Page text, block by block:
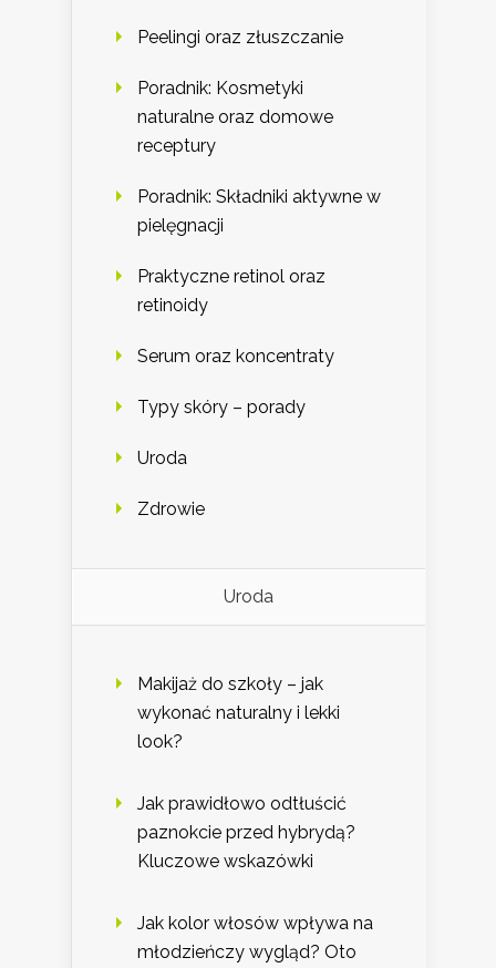
Peelingi oraz złuszczanie
Poradnik: Kosmetyki
naturalne oraz domowe
receptury
Poradnik: Składniki aktywne w
pielęgnacji
Praktyczne retinol oraz
retinoidy
Serum oraz koncentraty
Typy skóry – porady
Uroda
Zdrowie
Uroda
Makijaż do szkoły – jak
wykonać naturalny i lekki
look?
Jak prawidłowo odtłuścić
paznokcie przed hybrydą?
Kluczowe wskazówki
Jak kolor włosów wpływa na
młodzieńczy wygląd? Oto